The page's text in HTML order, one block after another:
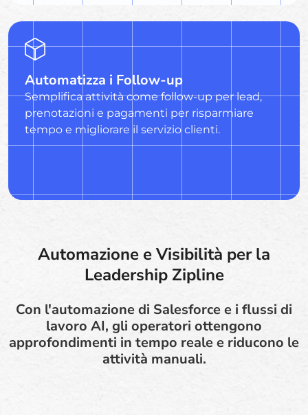
Automatizza i Follow-up
Semplifica attività come follow-up per lead,
prenotazioni e pagamenti per risparmiare
tempo e migliorare il servizio clienti.
Automazione e Visibilità per la
Leadership Zipline
Con l'automazione di Salesforce e i flussi di
lavoro AI, gli operatori ottengono
approfondimenti in tempo reale e riducono le
attività manuali.